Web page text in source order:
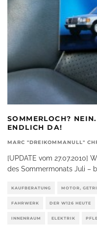
SOMMERLOCH?
ENDLICH DA!
MARC "DREIKOMMANULL"
[UPDATE vom 27.07.2010]
des Sommermonats Juli –
KAUFBERATUNG MOTOR,
FAHRWERK DER W126 HEUTE
INNENRAUM ELEKTRIK